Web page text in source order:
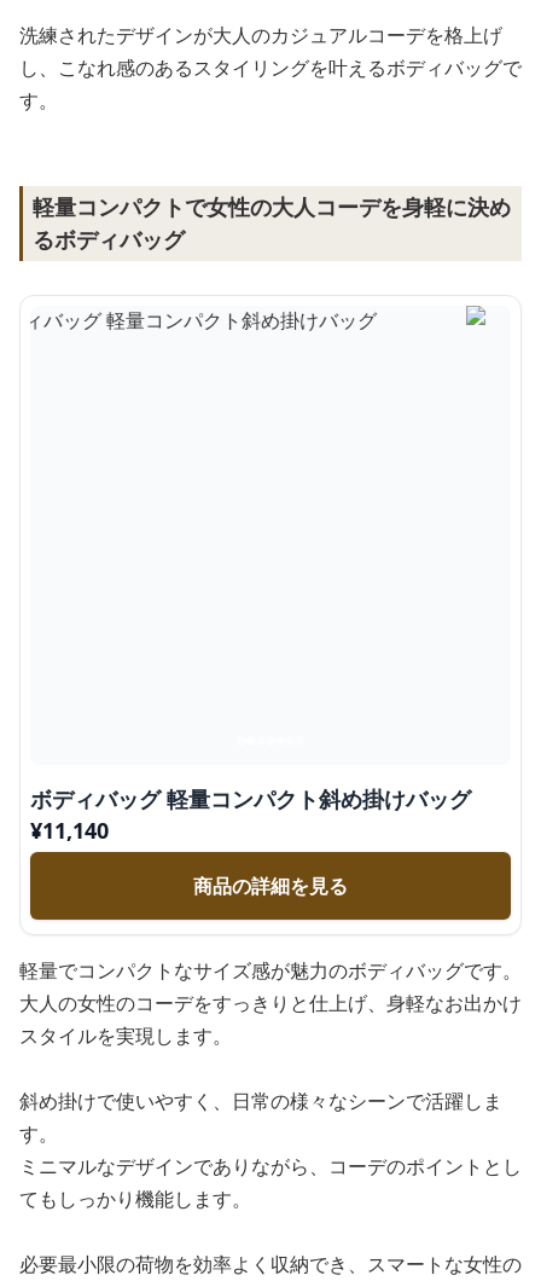
洗練されたデザインが大人のカジュアルコーデを格上げ
し、こなれ感のあるスタイリングを叶えるボディバッグで
す。
軽量コンパクトで女性の大人コーデを身軽に決め
るボディバッグ
ボディバッグ 軽量コンパクト斜め掛けバッグ
¥11,140
商品の詳細を見る
軽量でコンパクトなサイズ感が魅力のボディバッグです。
大人の女性のコーデをすっきりと仕上げ、身軽なお出かけ
スタイルを実現します。
斜め掛けで使いやすく、日常の様々なシーンで活躍しま
す。
ミニマルなデザインでありながら、コーデのポイントとし
てもしっかり機能します。
必要最小限の荷物を効率よく収納でき、スマートな女性の